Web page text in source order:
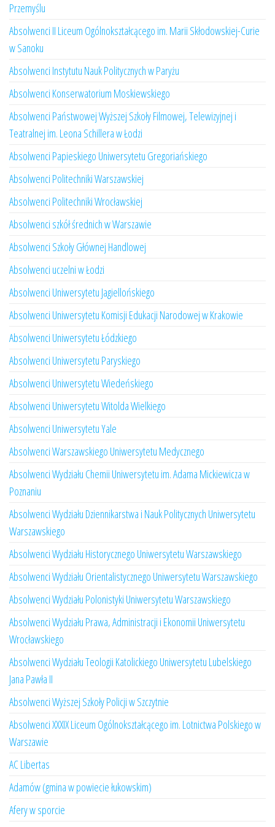
Przemyślu
Absolwenci II Liceum Ogólnokształcącego im. Marii Skłodowskiej-Curie
w Sanoku
Absolwenci Instytutu Nauk Politycznych w Paryżu
Absolwenci Konserwatorium Moskiewskiego
Absolwenci Państwowej Wyższej Szkoły Filmowej, Telewizyjnej i
Teatralnej im. Leona Schillera w Łodzi
Absolwenci Papieskiego Uniwersytetu Gregoriańskiego
Absolwenci Politechniki Warszawskiej
Absolwenci Politechniki Wrocławskiej
Absolwenci szkół średnich w Warszawie
Absolwenci Szkoły Głównej Handlowej
Absolwenci uczelni w Łodzi
Absolwenci Uniwersytetu Jagiellońskiego
Absolwenci Uniwersytetu Komisji Edukacji Narodowej w Krakowie
Absolwenci Uniwersytetu Łódzkiego
Absolwenci Uniwersytetu Paryskiego
Absolwenci Uniwersytetu Wiedeńskiego
Absolwenci Uniwersytetu Witolda Wielkiego
Absolwenci Uniwersytetu Yale
Absolwenci Warszawskiego Uniwersytetu Medycznego
Absolwenci Wydziału Chemii Uniwersytetu im. Adama Mickiewicza w
Poznaniu
Absolwenci Wydziału Dziennikarstwa i Nauk Politycznych Uniwersytetu
Warszawskiego
Absolwenci Wydziału Historycznego Uniwersytetu Warszawskiego
Absolwenci Wydziału Orientalistycznego Uniwersytetu Warszawskiego
Absolwenci Wydziału Polonistyki Uniwersytetu Warszawskiego
Absolwenci Wydziału Prawa, Administracji i Ekonomii Uniwersytetu
Wrocławskiego
Absolwenci Wydziału Teologii Katolickiego Uniwersytetu Lubelskiego
Jana Pawła II
Absolwenci Wyższej Szkoły Policji w Szczytnie
Absolwenci XXXIX Liceum Ogólnokształcącego im. Lotnictwa Polskiego w
Warszawie
AC Libertas
Adamów (gmina w powiecie łukowskim)
Afery w sporcie